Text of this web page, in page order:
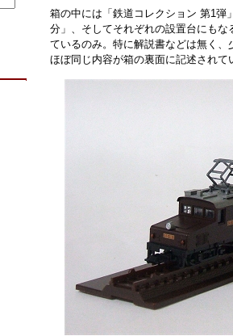
箱の中には「鉄道コレクション 第1弾
分」、そしてそれぞれの設置台にも
ているのみ。特に解説書などは無く、
ほぼ同じ内容が箱の裏面に記述されて